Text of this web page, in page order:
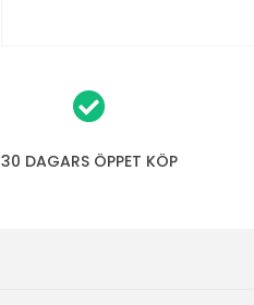
30 DAGARS ÖPPET KÖP